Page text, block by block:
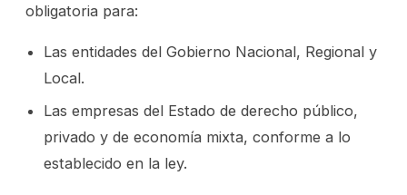
obligatoria para:
Las entidades del Gobierno Nacional, Regional y
Local.
Las empresas del Estado de derecho público,
privado y de economía mixta, conforme a lo
establecido en la ley.